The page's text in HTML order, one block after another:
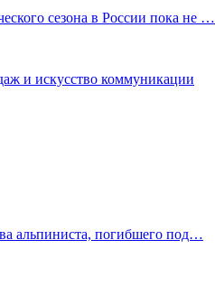
сезона в России пока не …
и искусство коммуникации
альпиниста, погибшего под…